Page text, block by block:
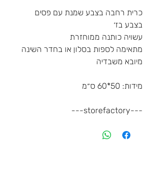
כרית רחבה בצבע שמנת עם פסים
בצבע בז׳
עשויה כותנה ממוחזרת
מתאימה לספות בסלון או בחדר השינה
מיובא משבדיה
מידות: 50*60 ס״מ
---storefactory---